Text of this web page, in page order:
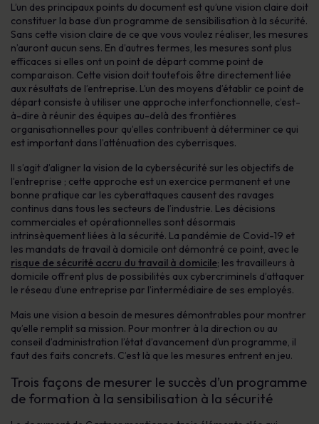
L’un des principaux points du document est qu’une vision claire doit
constituer la base d’un programme de sensibilisation à la sécurité.
Sans cette vision claire de ce que vous voulez réaliser, les mesures
n’auront aucun sens. En d’autres termes, les mesures sont plus
efficaces si elles ont un point de départ comme point de
comparaison. Cette vision doit toutefois être directement liée
aux résultats de l’entreprise. L’un des moyens d’établir ce point de
départ consiste à utiliser une approche interfonctionnelle, c’est-
à-dire à réunir des équipes au-delà des frontières
organisationnelles pour qu’elles contribuent à déterminer ce qui
est important dans l’atténuation des cyberrisques.
Il s’agit d’aligner la vision de la cybersécurité sur les objectifs de
l’entreprise ; cette approche est un exercice permanent et une
bonne pratique car les cyberattaques causent des ravages
continus dans tous les secteurs de l’industrie. Les décisions
commerciales et opérationnelles sont désormais
intrinsèquement liées à la sécurité. La pandémie de Covid-19 et
les mandats de travail à domicile ont démontré ce point, avec le
risque de sécurité accru du travail à domicile; les travailleurs à
domicile offrent plus de possibilités aux cybercriminels d’attaquer
le réseau d’une entreprise par l’intermédiaire de ses employés.
Mais une vision a besoin de mesures démontrables pour montrer
qu’elle remplit sa mission. Pour montrer à la direction ou au
conseil d’administration l’état d’avancement d’un programme, il
faut des faits concrets. C’est là que les mesures entrent en jeu.
Trois façons de mesurer le succès d’un programme
de formation à la sensibilisation à la sécurité